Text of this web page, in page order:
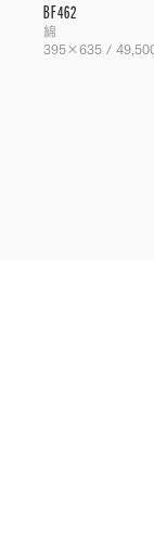
BF462
綿
395×635 /